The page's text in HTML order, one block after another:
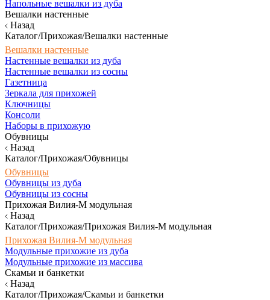
Напольные вешалки из дуба
Вешалки настенные
Назад
Каталог/Прихожая/Вешалки настенные
Вешалки настенные
Настенные вешалки из дуба
Настенные вешалки из сосны
Газетница
Зеркала для прихожей
Ключницы
Консоли
Наборы в прихожую
Обувницы
Назад
Каталог/Прихожая/Обувницы
Обувницы
Обувницы из дуба
Обувницы из сосны
Прихожая Вилия-М модульная
Назад
Каталог/Прихожая/Прихожая Вилия-М модульная
Прихожая Вилия-М модульная
Модульные прихожие из дуба
Модульные прихожие из массива
Скамьи и банкетки
Назад
Каталог/Прихожая/Скамьи и банкетки